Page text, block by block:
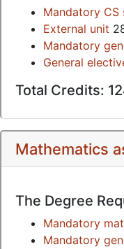
Mandatory CS
External unit
Mandatory
General
Total Credits:
Mathematics
The Degree
Mandatory
Mandatory